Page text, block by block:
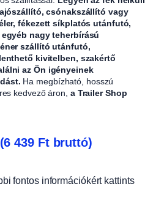
csónakszállító vagy
fékezett síkplatós utánfutó,
nagy teherbírású
szállító utánfutó,
kivitelben, szakértő
az Ön igényeinek
Ha megbízható, hosszú
kedvező áron, a Trailer Shop
6 439 Ftbruttó)
fontos információkért kattints